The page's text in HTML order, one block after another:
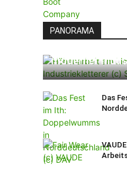
PANORAMA
moderner
Das